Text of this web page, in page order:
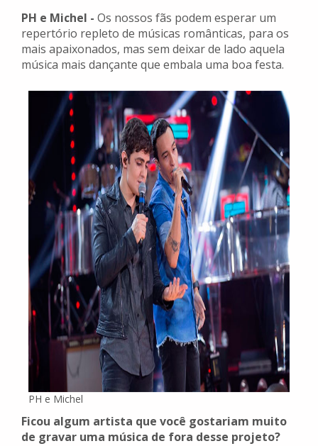
PH e Michel - Os nossos fãs podem esperar um
repertório repleto de músicas românticas, para os
mais apaixonados, mas sem deixar de lado aquela
música mais dançante que embala uma boa festa.
PH e Michel
Ficou algum artista que você gostariam muito
de gravar uma música de fora desse projeto?